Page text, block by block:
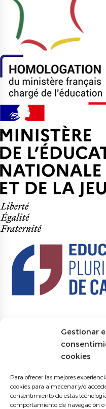
Gestionar
cookies
Para ofrecer las mejores
cookies para almacenar y/o
consentimiento de estas
comportamiento de navegación o